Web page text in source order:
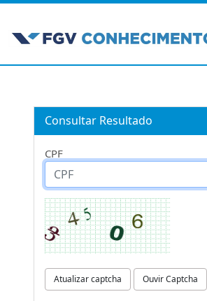
Consultar Resultado
CPF
Atualizar captcha Ouvir Captcha